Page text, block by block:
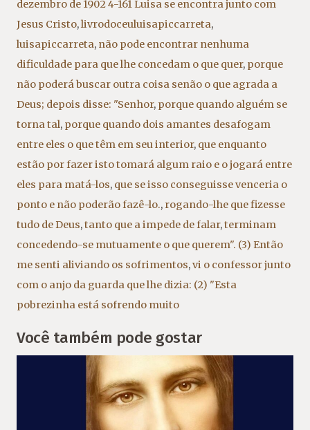
dezembro de 1902 4-161 Luisa se encontra junto com
Jesus Cristo,livrodoceuluisapiccarreta,
luisapiccarreta, não pode encontrar nenhuma
dificuldade para que lhe concedam o que quer, porque
não poderá buscar outra coisa senão o que agrada a
Deus; depois disse: "Senhor, porque quando alguém se
torna tal, porque quando dois amantes desafogam
entre eles o que têm em seu interior, que enquanto
estão por fazer isto tomará algum raio e o jogará entre
eles para matá-los, que se isso conseguisse venceria o
ponto e não poderão fazê-lo., rogando-lhe que fizesse
tudo de Deus,tanto que a impede de falar,terminam
concedendo-se mutuamente o que querem". (3) Então
me senti aliviando os sofrimentos,vi o confessor junto
com o anjo da guarda que lhe dizia: (2) "Esta
pobrezinha está sofrendo muito
Você também pode gostar